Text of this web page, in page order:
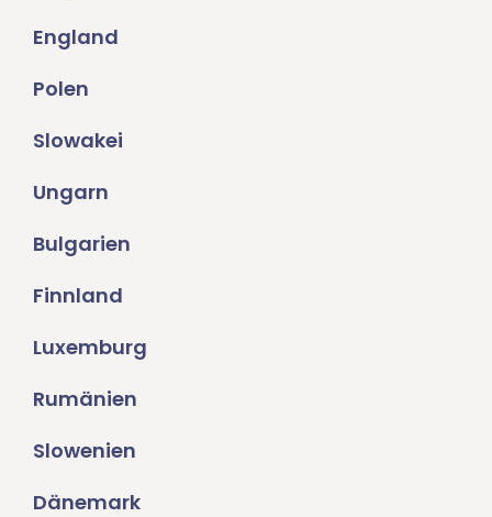
England
Polen
Slowakei
Ungarn
Bulgarien
Finnland
Luxemburg
Rumänien
Slowenien
Dänemark